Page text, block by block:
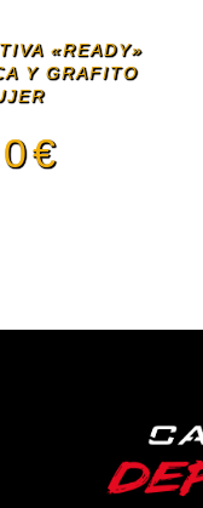
«READY»
Y GRAFITO
€
múltiples